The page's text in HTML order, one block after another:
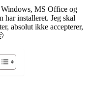
MS Office og
har installeret. Jeg skal
absolut ikke accepterer,